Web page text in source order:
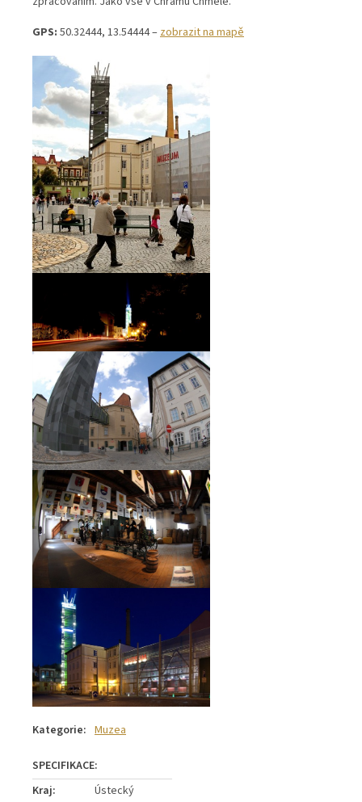
GPS: 50.32444, 13.54444 –zobrazit na mapě
Kategorie: Muzea
Kraj:
Ústecký